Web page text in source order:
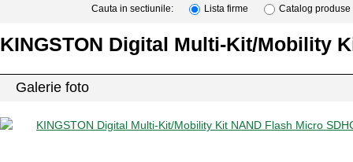
Cauta in sectiunile: Lista firme Catalog produse
KINGSTON Digital Multi-Kit/Mobility
Galerie foto